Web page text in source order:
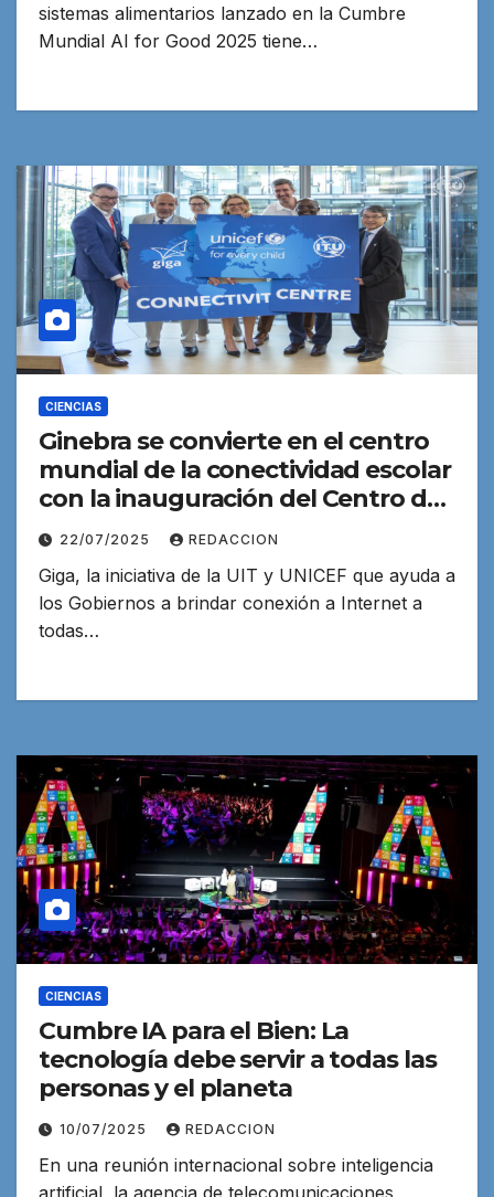
sistemas alimentarios lanzado en la Cumbre
Mundial AI for Good 2025 tiene…
CIENCIAS
Ginebra se convierte en el centro
mundial de la conectividad escolar
con la inauguración del Centro de
Conectividad de Giga
22/07/2025 REDACCION
Giga, la iniciativa de la UIT y UNICEF que ayuda a
los Gobiernos a brindar conexión a Internet a
todas…
CIENCIAS
Cumbre IA para el Bien: La
tecnología debe servir a todas las
personas y el planeta
10/07/2025 REDACCION
En una reunión internacional sobre inteligencia